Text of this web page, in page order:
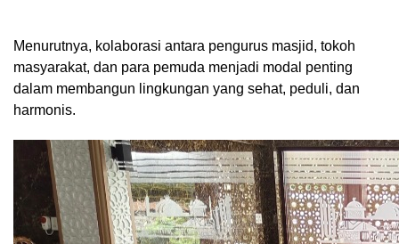
Menurutnya, kolaborasi antara pengurus masjid, tokoh
masyarakat, dan para pemuda menjadi modal penting
dalam membangun lingkungan yang sehat, peduli, dan
harmonis.